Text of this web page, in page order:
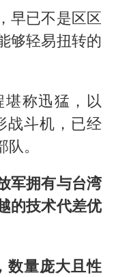
早已不是区区
够轻易扭转的
称迅猛，以
战斗机，已经
。
军拥有与台湾
的技术代差优
数量庞大且性